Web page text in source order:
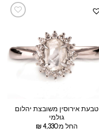
טבעת אירוסין משובצת יהלום
גולמי
החל מ:
₪4,330